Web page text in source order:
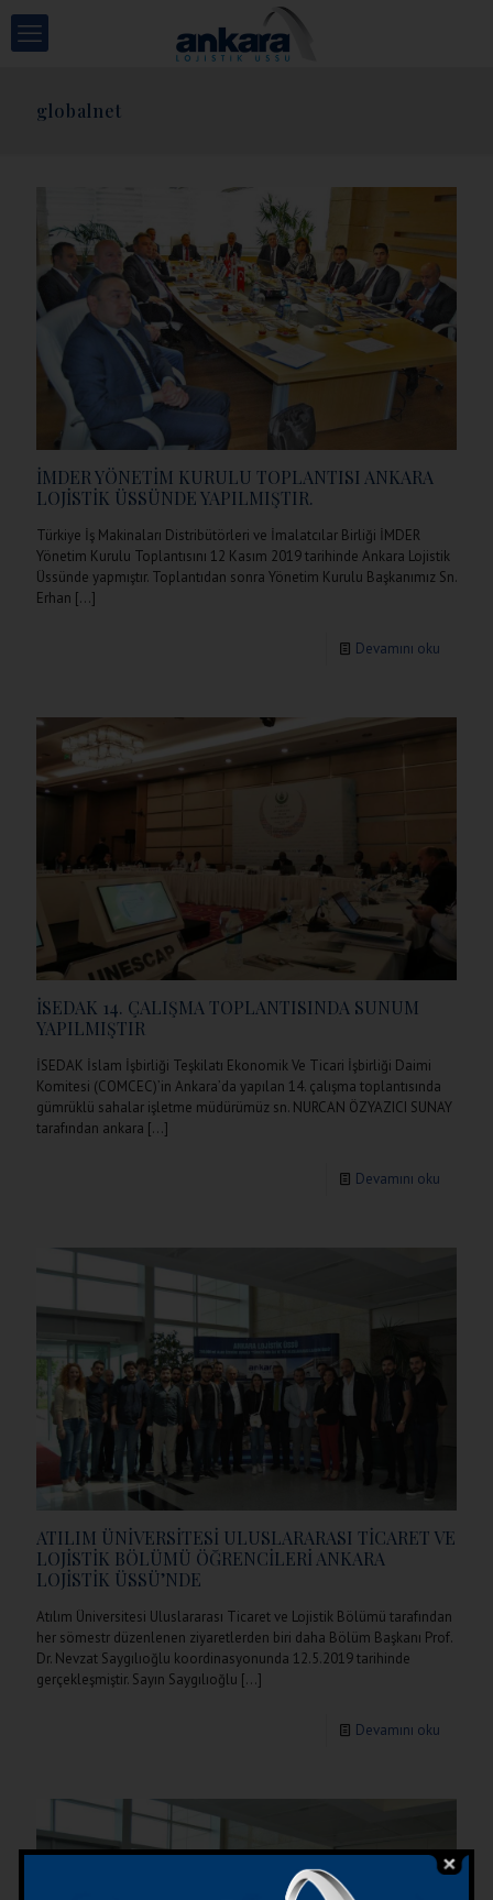
globalnet
İMDER YÖNETİM KURULU TOPLANTISI ANKARA
LOJİSTİK ÜSSÜNDE YAPILMIŞTIR.
Türkiye İş Makinaları Distribütörleri ve İmalatcılar Birliği İMDER
Yönetim Kurulu Toplantısını 12 Kasım 2019 tarihinde Ankara Lojistik
Üssünde yapmıştır. Toplantıdan sonra Yönetim Kurulu Başkanımız Sn.
Erhan […]
Devamını oku
İSEDAK 14. ÇALIŞMA TOPLANTISINDA SUNUM
YAPILMIŞTIR
İSEDAK İslam İşbirliği Teşkilatı Ekonomik Ve Ticari İşbirliği Daimi
Komitesi (COMCEC)’in Ankara’da yapılan 14. çalışma toplantısında
gümrüklü sahalar işletme müdürümüz sn. NURCAN ÖZYAZICI SUNAY
tarafından ankara […]
Devamını oku
ATILIM ÜNİVERSİTESİ ULUSLARARASI TİCARET VE
LOJİSTİK BÖLÜMÜ ÖĞRENCİLERİ ANKARA
LOJİSTİK ÜSSÜ’NDE
Atılım Üniversitesi Uluslararası Ticaret ve Lojistik Bölümü tarafından
her sömestr düzenlenen ziyaretlerden biri daha Bölüm Başkanı Prof.
Dr. Nevzat Saygılıoğlu koordinasyonunda 12.5.2019 tarihinde
gerçekleşmiştir. Sayın Saygılıoğlu […]
Devamını oku